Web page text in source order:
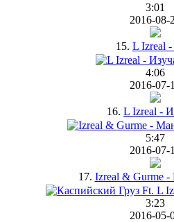
3:01
2016-08-
15. L Izreal
4:06
2016-07-
16. L Izreal -
5:47
2016-07-
17. Izreal & Gurme
3:23
2016-05-